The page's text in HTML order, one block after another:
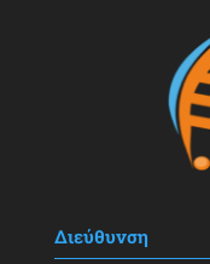
Διεύθυνση